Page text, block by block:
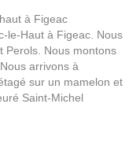
à Figeac
le-Haut à Figeac. Nous
Perols. Nous montons
arrivons à
sur un mamelon et
Saint-Michel